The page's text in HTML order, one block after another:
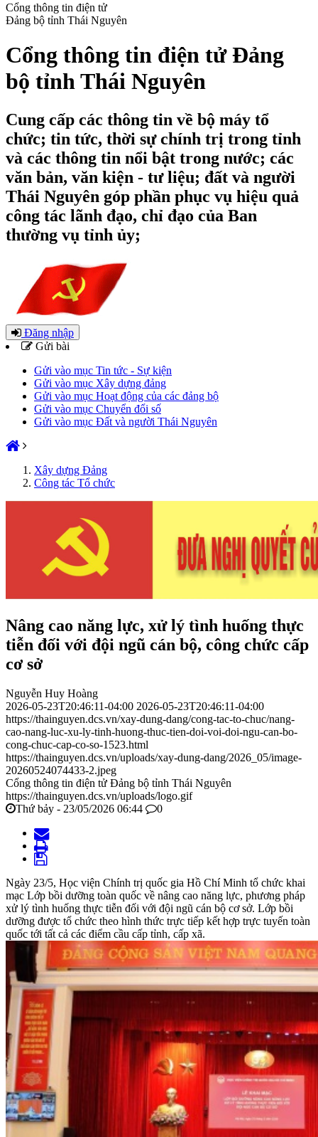
Cổng thông tin điện tử
Đảng bộ tỉnh Thái Nguyên
Cổng thông tin điện tử Đảng
bộ tỉnh Thái Nguyên
Cung cấp các thông tin về bộ máy tổ
chức; tin tức, thời sự chính trị trong tỉnh
và các thông tin nổi bật trong nước; các
văn bản, văn kiện - tư liệu; đất và người
Thái Nguyên góp phần phục vụ hiệu quả
công tác lãnh đạo, chỉ đạo của Ban
thường vụ tỉnh ủy;
Đăng nhập
Gửi bài
Gửi vào mục Tin tức - Sự kiện
Gửi vào mục Xây dựng đảng
Gửi vào mục Hoạt động của các đảng bộ
Gửi vào mục Chuyển đổi số
Gửi vào mục Đất và người Thái Nguyên
Xây dựng Đảng
Công tác Tổ chức
Nâng cao năng lực, xử lý tình huống thực
tiễn đối với đội ngũ cán bộ, công chức cấp
cơ sở
Nguyễn Huy Hoàng
2026-05-23T20:46:11-04:00 2026-05-23T20:46:11-04:00
https://thainguyen.dcs.vn/xay-dung-dang/cong-tac-to-chuc/nang-
cao-nang-luc-xu-ly-tinh-huong-thuc-tien-doi-voi-doi-ngu-can-bo-
cong-chuc-cap-co-so-1523.html
https://thainguyen.dcs.vn/uploads/xay-dung-dang/2026_05/image-
20260524074433-2.jpeg
Cổng thông tin điện tử Đảng bộ tỉnh Thái Nguyên
https://thainguyen.dcs.vn/uploads/logo.gif
Thứ bảy - 23/05/2026 06:44
0
Ngày 23/5, Học viện Chính trị quốc gia Hồ Chí Minh tổ chức khai
mạc Lớp bồi dưỡng toàn quốc về nâng cao năng lực, phương pháp
xử lý tình huống thực tiễn đối với đội ngũ cán bộ cơ sở. Lớp bồi
dưỡng được tổ chức theo hình thức trực tiếp kết hợp trực tuyến toàn
quốc tới tất cả các điểm cầu cấp tỉnh, cấp xã.